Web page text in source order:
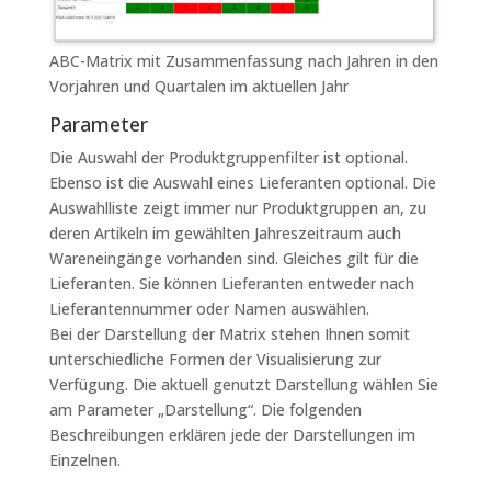
ABC-Matrix mit Zusammenfassung nach Jahren in den
Vorjahren und Quartalen im aktuellen Jahr
Parameter
Die Auswahl der Produktgruppenfilter ist optional.
Ebenso ist die Auswahl eines Lieferanten optional. Die
Auswahlliste zeigt immer nur Produktgruppen an, zu
deren Artikeln im gewählten Jahreszeitraum auch
Wareneingänge vorhanden sind. Gleiches gilt für die
Lieferanten. Sie können Lieferanten entweder nach
Lieferantennummer oder Namen auswählen.
Bei der Darstellung der Matrix stehen Ihnen somit
unterschiedliche Formen der Visualisierung zur
Verfügung. Die aktuell genutzt Darstellung wählen Sie
am Parameter „Darstellung“. Die folgenden
Beschreibungen erklären jede der Darstellungen im
Einzelnen.